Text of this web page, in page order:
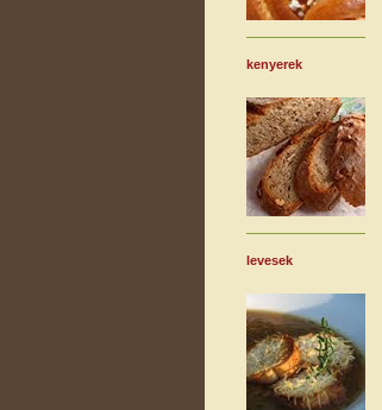
kenyerek
levesek